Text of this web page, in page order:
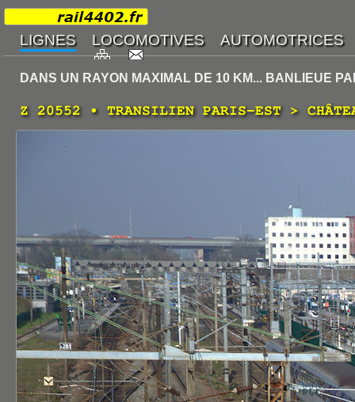
DANS UN RAYON MAXIMAL DE 10 KM... BANLIEUE
Z 20552 • TRANSILIEN PARIS-EST >